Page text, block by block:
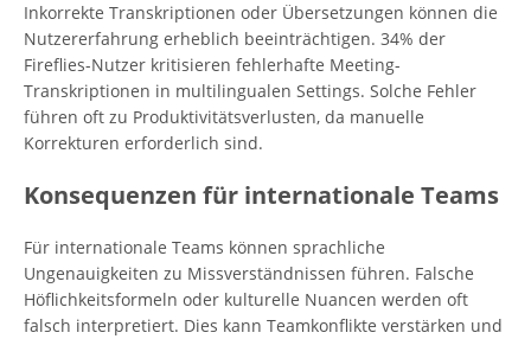
Inkorrekte Transkriptionen oder Übersetzungen können die
Nutzererfahrung erheblich beeinträchtigen. 34% der
Fireflies-Nutzer kritisieren fehlerhafte Meeting-
Transkriptionen in multilingualen Settings. Solche Fehler
führen oft zu Produktivitätsverlusten, da manuelle
Korrekturen erforderlich sind.
Konsequenzen für internationale Teams
Für internationale Teams können sprachliche
Ungenauigkeiten zu Missverständnissen führen. Falsche
Höflichkeitsformeln oder kulturelle Nuancen werden oft
falsch interpretiert. Dies kann Teamkonflikte verstärken und